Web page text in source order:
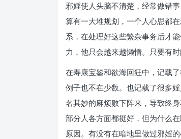
邪婬使人头脑不清楚，经常做错
算有一大堆规划，一个人心思都
系，在处理好这些繁杂事务后才
力，他只会越来越懒惰。只要有
在寿康宝鉴和欲海回狂中，记载
例子也不在少数。也记载了很多
名其妙的麻烦败下阵来，导致终
部分人各方面都挺好，但为什么
原因。有没有在暗地里做过邪婬